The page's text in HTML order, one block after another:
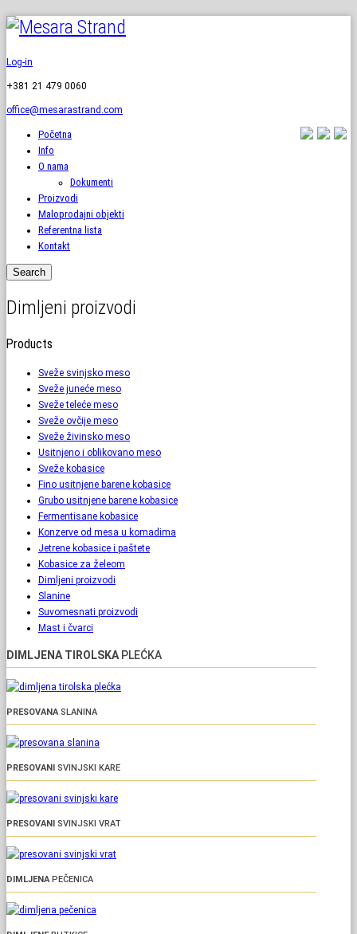
Log-in
+381 21 479 0060
office@mesarastrand.com
Početna
Info
O nama
Dokumenti
Proizvodi
Maloprodajni objekti
Referentna lista
Kontakt
Dimljeni proizvodi
Products
Sveže svinjsko meso
Sveže juneće meso
Sveže teleće meso
Sveže ovčije meso
Sveže živinsko meso
Usitnjeno i oblikovano meso
Sveže kobasice
Fino usitnjene barene kobasice
Grubo usitnjene barene kobasice
Fermentisane kobasice
Konzerve od mesa u komadima
Jetrene kobasice i paštete
Kobasice za želeom
Dimljeni proizvodi
Slanine
Suvomesnati proizvodi
Mast i čvarci
DIMLJENA TIROLSKA PLEĆKA
PRESOVANASLANINA
PRESOVANI SVINJSKI KARE
PRESOVANI SVINJSKI VRAT
DIMLJENAPEČENICA